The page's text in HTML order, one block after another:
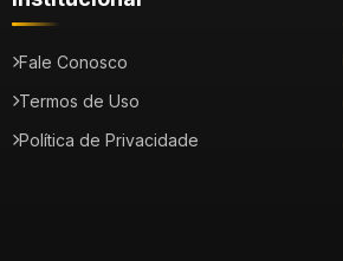
Fale Conosco
Termos de Uso
Política de Privacidade